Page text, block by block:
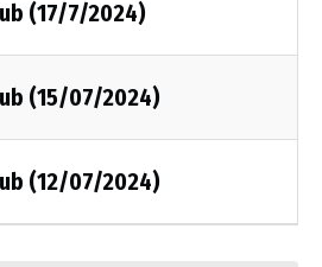
(17/7/2024)
(15/07/2024)
(12/07/2024)